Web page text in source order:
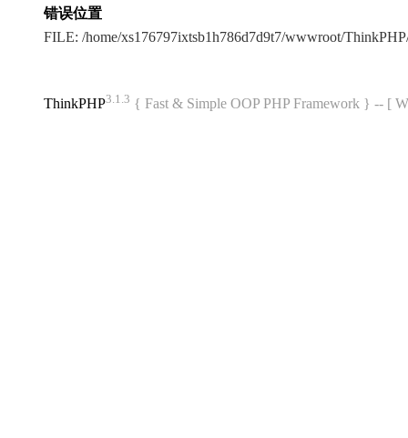
错误位置
FILE: /home/xs176797ixtsb1h786d7d9t7/wwwroot/
ThinkPHP3.1.3 { Fast & Simple OOP PHP Framework } -- [